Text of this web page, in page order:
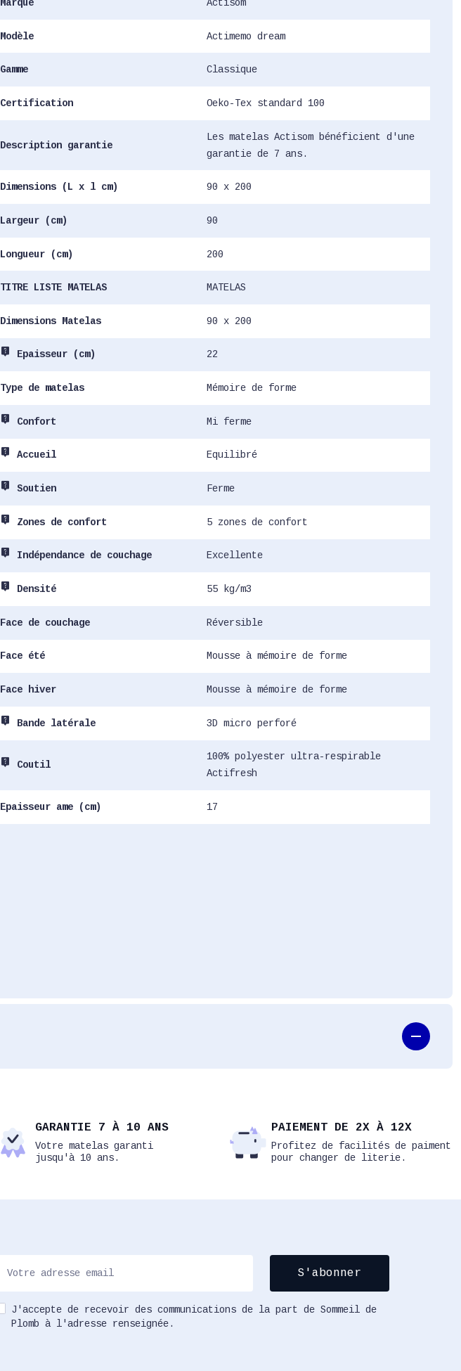
Marque Actisom
Modèle Actimemo dream
Gamme Classique
Certification Oeko-Tex standard 100
Description garantie
Les matelas Actisom bénéficient d'une
garantie de 7 ans.
Dimensions (L x l cm) 90 x 200
Largeur (cm) 90
Longueur (cm) 200
TITRE LISTE MATELAS MATELAS
Dimensions Matelas 90 x 200
live_help Epaisseur (cm) 22
Type de matelas Mémoire de forme
live_help Confort Mi ferme
live_help Accueil Equilibré
live_help Soutien Ferme
live_help Zones de confort 5 zones de confort
live_help Indépendance de couchage Excellente
live_help Densité 55 kg/m3
Face de couchage Réversible
Face été Mousse à mémoire de forme
Face hiver Mousse à mémoire de forme
live_help Bande latérale 3D micro perforé
live_help Coutil
100% polyester ultra-respirable
Actifresh
Epaisseur ame (cm) 17
GARANTIE 7 À 10 ANS
Votre matelas garanti
jusqu'à 10 ans.
PAIEMENT DE 2X À 12X
Profitez de facilités de paiment
pour changer de literie.
J'accepte de recevoir des communications de la part de Sommeil de
Plomb à l'adresse renseignée.